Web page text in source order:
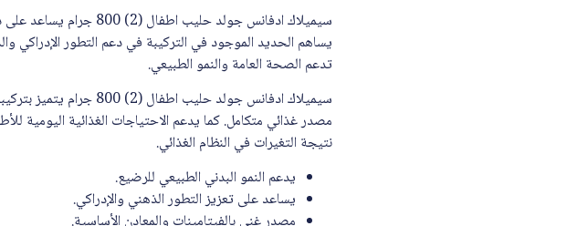
سيميلاك ادفانس جولد
يساهم الحديد الموجود في التركيبة في دعم التطور الإدراكي
تدعم الصحة العامة والنمو الطبيعي.
سيميلاك ادفانس جولد
مصدر غذائي متكامل. كما يدعم الاحتياجات الغذائية اليومية
نتيجة التغيرات في النظام الغذائي.
يدعم النمو البدني الطبيعي للرضيع.
يساعد على تعزيز التطور الذهني والإدراكي.